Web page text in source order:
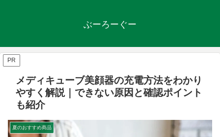
ぶーろーぐー
PR
メディキューブ美顔器の充電方法をわかり
やすく解説｜できない原因と確認ポイント
も紹介
夏のおすすめ商品